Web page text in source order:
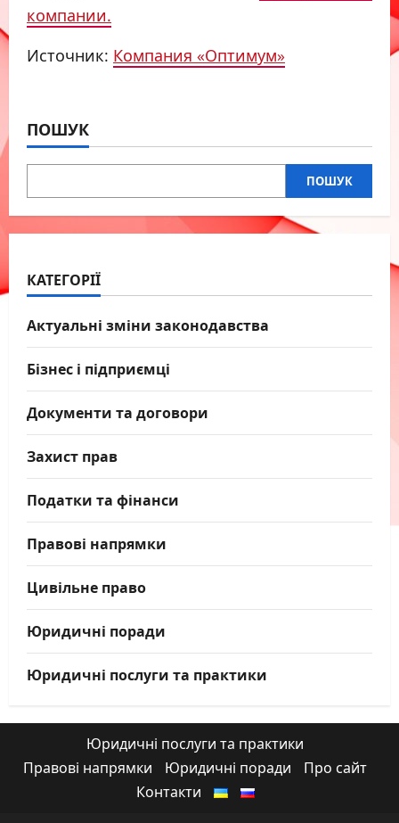
компании.
Источник: Компания «Оптимум»
ПОШУК
ПОШУК
КАТЕГОРІЇ
Актуальні зміни законодавства
Бізнес і підприємці
Документи та договори
Захист прав
Податки та фінанси
Правові напрямки
Цивільне право
Юридичні поради
Юридичні послуги та практики
Юридичні послуги та практики
Правові напрямки
Юридичні поради
Про сайт
Контакти